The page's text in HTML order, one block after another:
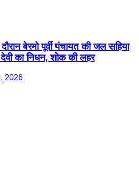
बेरमो पूर्वी पंचायत की जल सहिया
का निधन, शोक की लहर
2026